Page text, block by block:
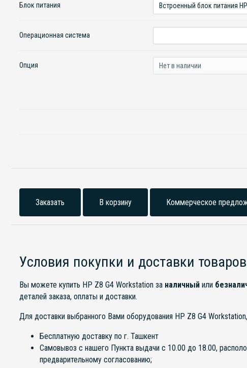
Блок питания
Операционная система
Опция
Заказать В корзину Коммерческое
Условия покупки и доставки товаров
Вы можете купить HP Z8 G4 Workstation за наличный или
деталей заказа, оплаты и доставки.
Для доставки выбранного Вами оборудования HP Z8 G4
Бесплатную доставку по г. Ташкент
Самовывоз с нашего Пункта выдачи с 10.00 до 18.00,
предварительному согласованию;